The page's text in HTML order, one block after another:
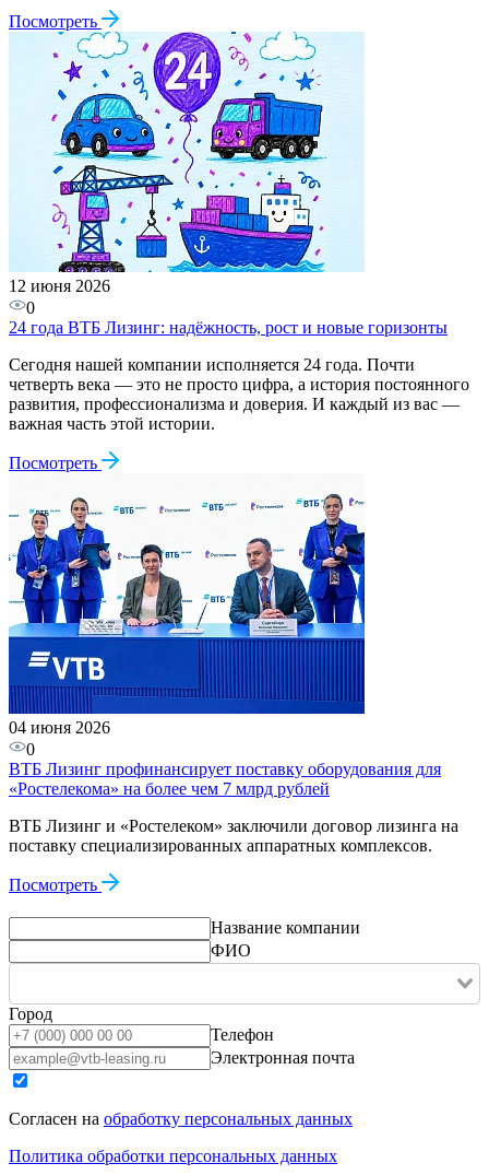
Посмотреть
12 июня 2026
0
24 года ВТБ Лизинг: надёжность, рост и новые горизонты
Сегодня нашей компании исполняется 24 года. Почти
четверть века — это не просто цифра, а история постоянного
развития, профессионализма и доверия. И каждый из вас —
важная часть этой истории.
Посмотреть
04 июня 2026
0
ВТБ Лизинг профинансирует поставку оборудования для
«Ростелекома» на более чем 7 млрд рублей
ВТБ Лизинг и «Ростелеком» заключили договор лизинга на
поставку специализированных аппаратных комплексов.
Посмотреть
Название компании
ФИО
Город
Телефон
Электронная почта
Согласен на обработку персональных данных
Политика обработки персональных данных